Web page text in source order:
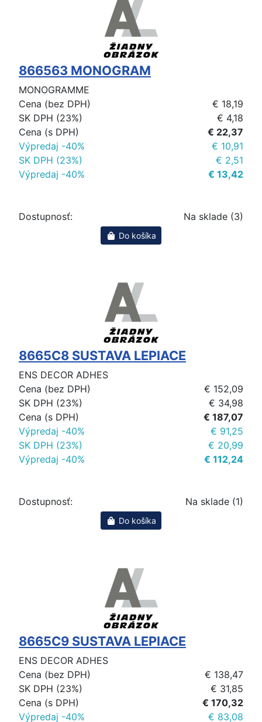
866563 MONOGRAM
MONOGRAMME
Cena (bez DPH)
€ 18,19
SK DPH (23%)
€ 4,18
Cena (s DPH)
€ 22,37
Výpredaj -40%
€ 10,91
SK DPH (23%)
€ 2,51
Výpredaj -40%
€ 13,42
Dostupnosť: Na sklade (3)
Do košíka
8665C8 SUSTAVA LEPIACE
ENS DECOR ADHES
Cena (bez DPH)
€ 152,09
SK DPH (23%)
€ 34,98
Cena (s DPH)
€ 187,07
Výpredaj -40%
€ 91,25
SK DPH (23%)
€ 20,99
Výpredaj -40%
€ 112,24
Dostupnosť: Na sklade (1)
Do košíka
8665C9 SUSTAVA LEPIACE
ENS DECOR ADHES
Cena (bez DPH)
€ 138,47
SK DPH (23%)
€ 31,85
Cena (s DPH)
€ 170,32
Výpredaj -40%
€ 83,08